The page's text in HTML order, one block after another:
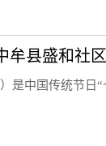
是中国传统节日